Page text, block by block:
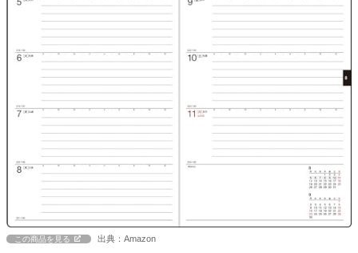
この商品を見る 出典：Amazon